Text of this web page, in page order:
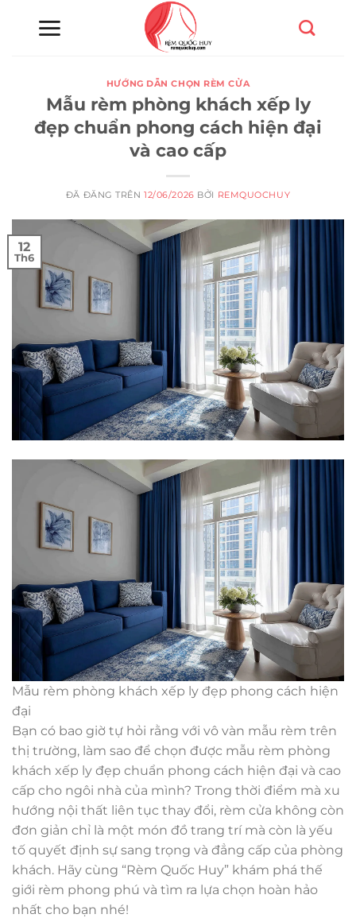
HƯỚNG DẪN CHỌN RÈM CỬA
Mẫu rèm phòng khách xếp ly
đẹp chuẩn phong cách hiện đại
và cao cấp
ĐÃ ĐĂNG TRÊN12/06/2026 BỞI REMQUOCHUY
12
Th6
Mẫu rèm phòng khách xếp ly đẹp phong cách hiện
đại
Bạn có bao giờ tự hỏi rằng với vô vàn mẫu rèm trên
thị trường, làm sao để chọn được mẫu rèm phòng
khách xếp ly đẹp chuẩn phong cách hiện đại và cao
cấp cho ngôi nhà của mình? Trong thời điểm mà xu
hướng nội thất liên tục thay đổi, rèm cửa không còn
đơn giản chỉ là một món đồ trang trí mà còn là yếu
tố quyết định sự sang trọng và đẳng cấp của phòng
khách. Hãy cùng “Rèm Quốc Huy” khám phá thế
giới rèm phong phú và tìm ra lựa chọn hoàn hảo
nhất cho bạn nhé!